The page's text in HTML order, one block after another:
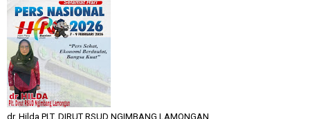
dr. Hilda PLT. DIRUT RSUD NGIMBANG LAMONGAN